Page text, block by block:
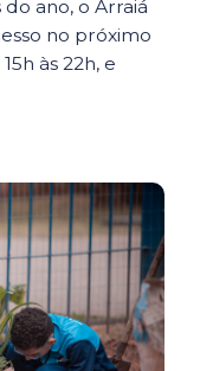
ano, o Arraiá
no próximo
às 22h, e